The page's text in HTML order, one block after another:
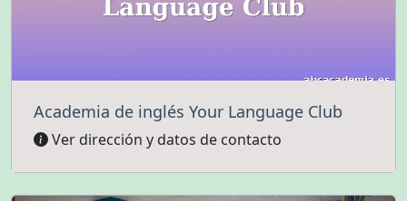
Academia de inglés Your Language Club
Ver dirección y datos de contacto